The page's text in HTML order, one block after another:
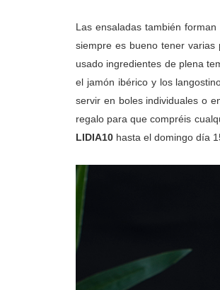
Las ensaladas también
siempre es bueno tener
usado ingredientes de plena
el jamón ibérico y los
servir en boles individuales o
regalo para que compréis
LIDIA10 hasta el domingo día